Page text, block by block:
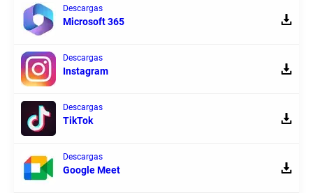
Descargas
Microsoft 365
Descargas
Instagram
Descargas
TikTok
Descargas
Google Meet